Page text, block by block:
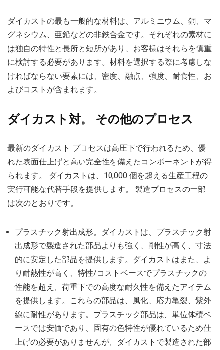
ダイカストの最も一般的な材料は、アルミニウム、銅、マ
グネシウム、亜鉛などの非鉄合金です。それぞれの素材に
は独自の特性と長所と短所があり、お客様はそれらを慎重
に検討する必要があります。材料を選択する際に考慮しな
ければならない要素には、密度、融点、強度、耐食性、お
よびコストが含まれます。
ダイカスト対。 その他のプロセス
最新のダイカスト プロセスは高圧下で行われるため、優
れた表面仕上げと高い完全性を備えたコンポーネントが得
られます。 ダイカストは、10,000 個を超える生産工程の
実行可能な代替手段を提供します。 製造プロセスの一部
は次のとおりです。
プラスチック射出成形。ダイカストは、プラスチック射
出成形で製造された部品よりも強く、剛性が高く、寸法
的に安定した部品を提供します。ダイカストはまた、よ
り耐熱性が高く、特性/コストベースでプラスチックの
性能を超え、荷重下での高度な耐久性を備えたアイテム
を提供します。これらの部品は、風化、応力亀裂、紫外
線に耐性があります。プラスチック部品は、単位体積ベ
ースでは安価であり、固有の色特性が優れているため仕
上げの必要がありませんが、ダイカストで製造された部